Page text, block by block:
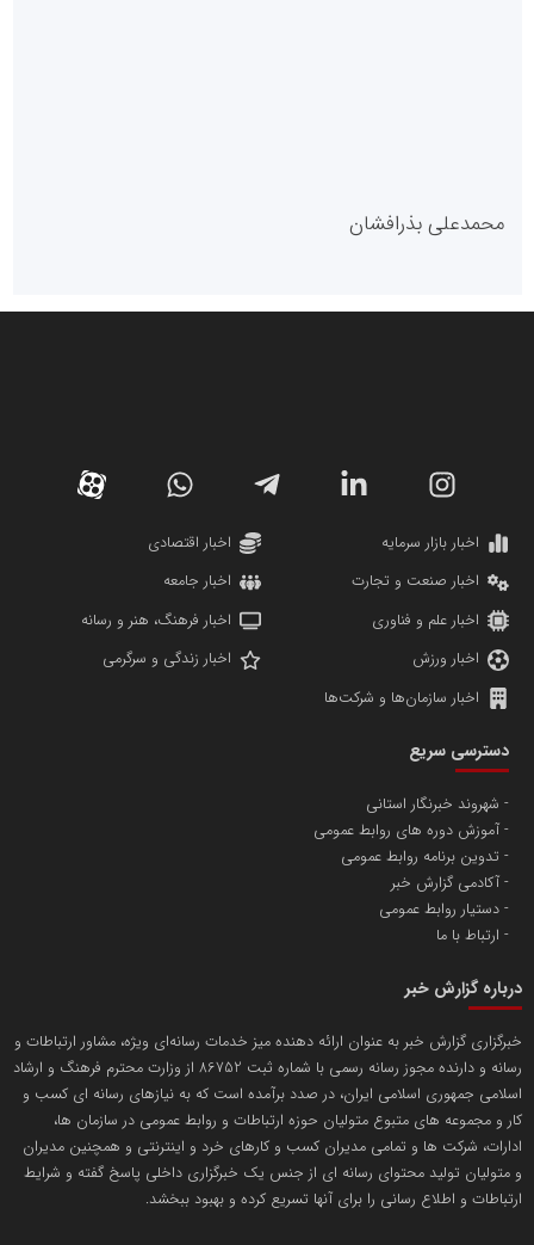
پایگاه خبری گفتمان یزد
دانشگاه سئوی ایران
پایگاه اطلاع رسانی اعتلای نهادهای مردمی
پایگاه اطلاع رسانی دریا و نفت
تامین آهن اسفنجی تولیدکنندگان فولاد در کشور
تریبون
انتشار گسترده محتوا در رسانه گزارش خبر
محمدعلی بذرافشان
مریم حاج نوروز نظری
مسعودصادقی
محمدعلی کرمعلی
اخبار بازار سرمایه
اخبار اقتصادی
اخبار صنعت و تجارت
اخبار جامعه
اخبار علم و فناوری
اخبار فرهنگ، هنر و رسانه
اخبار ورزش
اخبار زندگی و سرگرمی
اخبار سازمان‌ها و شرکت‌ها
دسترسی سریع
شهروند خبرنگار استانی
آموزش دوره های روابط عمومی
تدوین برنامه روابط عمومی
آکادمی گزارش خبر
دستیار روابط عمومی
ارتباط با ما
درباره گزارش خبر
خبرگزاری گزارش خبر به عنوان ارائه دهنده میز خدمات رسانه‌ای ویژه، مشاور ارتباطات و
رسانه و دارنده مجوز رسانه رسمی با شماره ثبت 86752 از وزارت محترم فرهنگ و ارشاد
اسلامی جمهوری اسلامی ایران، در صدد برآمده است که به نیازهای رسانه ای کسب و
کار و مجموعه های متبوع متولیان حوزه ارتباطات و روابط عمومی در سازمان ها،
ادارات، شرکت ها و تمامی مدیران کسب و کارهای خرد و اینترنتی و همچنین مدیران
و متولیان تولید محتوای رسانه ای از جنس یک خبرگزاری داخلی پاسخ گفته و شرایط
ارتباطات و اطلاع رسانی را برای آنها تسریع کرده و بهبود ببخشد.